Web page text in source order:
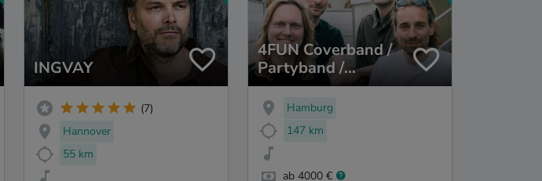
INGVAY
(7)
Hannover
55 km
4FUN Coverband /
Partyband /
Hochzeitsband
Hamburg
147 km
ab 4000 €